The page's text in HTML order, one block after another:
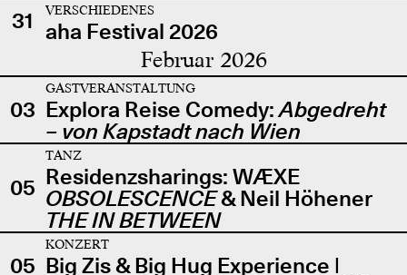
31
VERSCHIEDENES
aha Festival 2026
Februar 2026
03
GASTVERANSTALTUNG
Explora Reise Comedy:Abgedreht
– von Kapstadt nach Wien
05
TANZ
Residenzsharings: WÆXE
OBSOLESCENCE& Neil Höhener
THE IN BETWEEN
05
KONZERT
Big Zis & Big Hug Experience |